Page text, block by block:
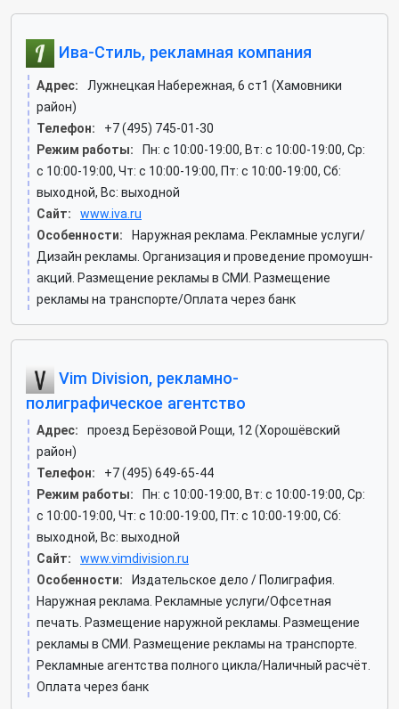
Ива-Стиль, рекламная компания
Адрес:
Лужнецкая Набережная, 6 ст1 (Хамовники
район)
Телефон:
+7 (495) 745-01-30
Режим работы:
Пн: c 10:00-19:00, Вт: c 10:00-19:00, Ср:
c 10:00-19:00, Чт: c 10:00-19:00, Пт: c 10:00-19:00, Сб:
выходной, Вс: выходной
Сайт:
www.iva.ru
Особенности:
Наружная реклама. Рекламные услуги/
Дизайн рекламы. Организация и проведение промоушн-
акций. Размещение рекламы в СМИ. Размещение
рекламы на транспорте/Оплата через банк
Vim Division, рекламно-
полиграфическое агентство
Адрес:
проезд Берёзовой Рощи, 12 (Хорошёвский
район)
Телефон:
+7 (495) 649-65-44
Режим работы:
Пн: c 10:00-19:00, Вт: c 10:00-19:00, Ср:
c 10:00-19:00, Чт: c 10:00-19:00, Пт: c 10:00-19:00, Сб:
выходной, Вс: выходной
Сайт:
www.vimdivision.ru
Особенности:
Издательское дело / Полиграфия.
Наружная реклама. Рекламные услуги/Офсетная
печать. Размещение наружной рекламы. Размещение
рекламы в СМИ. Размещение рекламы на транспорте.
Рекламные агентства полного цикла/Наличный расчёт.
Оплата через банк